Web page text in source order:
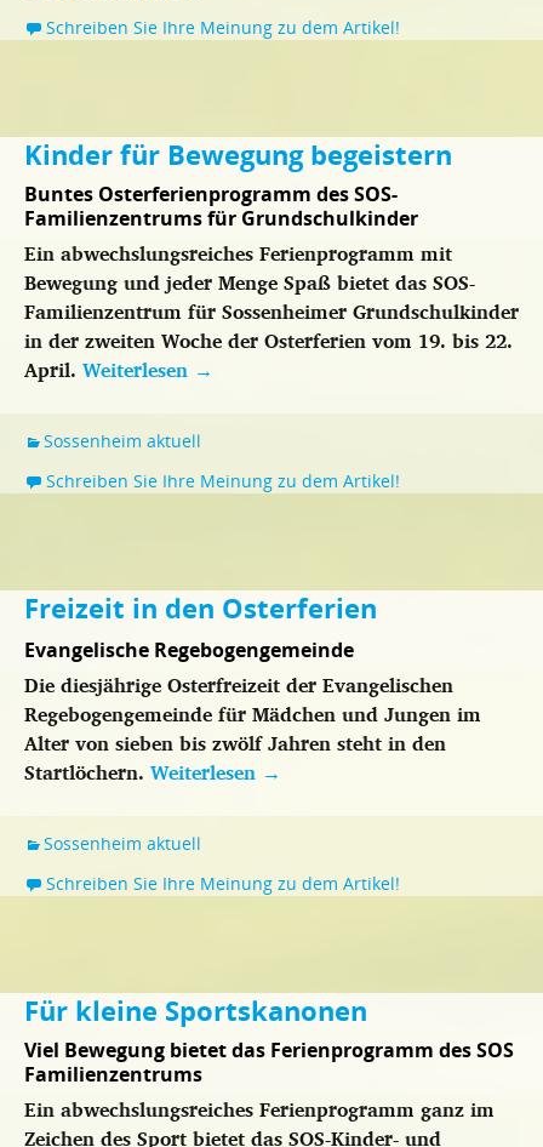
Schreiben Sie Ihre Meinung zu dem Artikel!
Kinder für Bewegung begeistern
Buntes Osterferienprogramm des SOS-
Familienzentrums für Grundschulkinder
Ein abwechslungsreiches Ferienprogramm mit
Bewegung und jeder Menge Spaß bietet das SOS-
Familienzentrum für Sossenheimer Grundschulkinder
in der zweiten Woche der Osterferien vom 19. bis 22.
April. Weiterlesen →
Sossenheim aktuell
Schreiben Sie Ihre Meinung zu dem Artikel!
Freizeit in den Osterferien
Evangelische Regebogengemeinde
Die diesjährige Osterfreizeit der Evangelischen
Regebogengemeinde für Mädchen und Jungen im
Alter von sieben bis zwölf Jahren steht in den
Startlöchern. Weiterlesen →
Sossenheim aktuell
Schreiben Sie Ihre Meinung zu dem Artikel!
Für kleine Sportskanonen
Viel Bewegung bietet das Ferienprogramm des SOS
Familienzentrums
Ein abwechslungsreiches Ferienprogramm ganz im
Zeichen des Sport bietet das SOS-Kinder- und